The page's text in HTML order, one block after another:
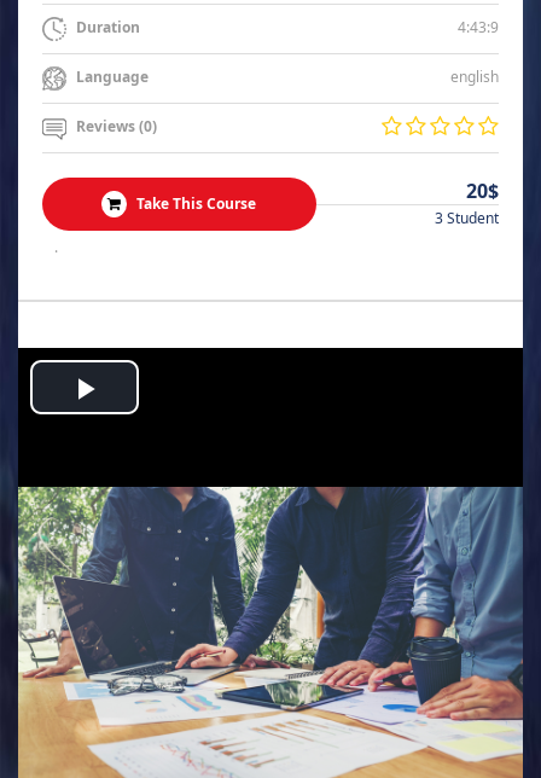
Duration 4:43:9
Language english
Reviews (0)
Take This Course 20$
3 Student
.
Play